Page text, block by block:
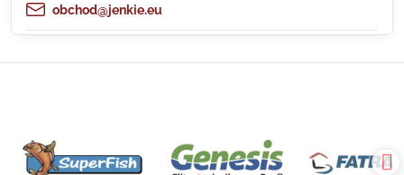
obchod@jenkie.eu